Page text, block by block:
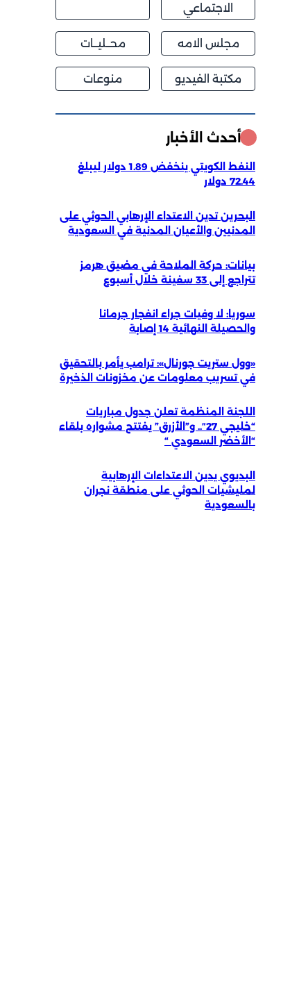
الاجتماعي
مجلس الامه محــليــات
مكتبة الفيديو منوعات
أحدث الأخبار
النفط الكويتي ينخفض 1.89 دولار ليبلغ
72.44 دولار
البحرين تدين الاعتداء الإرهابي الحوثي على
المدنيين والأعيان المدنية في السعودية
بيانات: حركة الملاحة في مضيق هرمز
تتراجع إلى 33 سفينة خلال أسبوع
سوريا: لا وفيات جراء انفجار جرمانا
والحصيلة النهائية 14 إصابة
«وول ستريت جورنال»: ترامب يأمر بالتحقيق
في تسريب معلومات عن مخزونات الذخيرة
اللجنة المنظمة تعلن جدول مباريات
“خليجي 27″.. و”الأزرق” يفتتح مشواره بلقاء
“الأخضر السعودي “
البديوي يدين الاعتداءات الإرهابية
لمليشيات الحوثي على منطقة نجران
بالسعودية